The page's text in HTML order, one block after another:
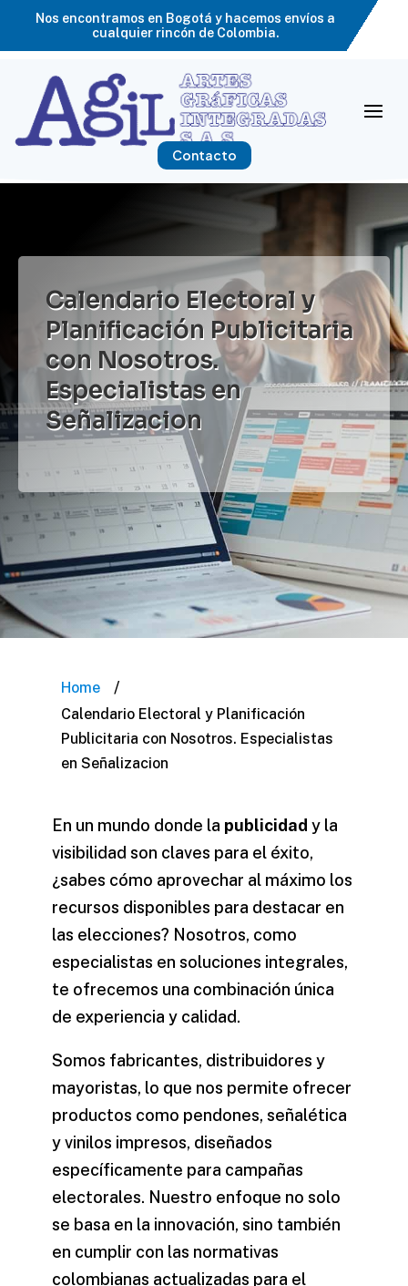
Nos encontramos en Bogotá y hacemos envíos a
cualquier rincón de Colombia.
Contacto
Calendario Electoral y
Planificación Publicitaria
con Nosotros.
Especialistas en
Señalizacion
Home /
Calendario Electoral y Planificación
Publicitaria con Nosotros. Especialistas
en Señalizacion
En un mundo donde la publicidad y la
visibilidad son claves para el éxito,
¿sabes cómo aprovechar al máximo los
recursos disponibles para destacar en
las elecciones? Nosotros, como
especialistas en soluciones integrales,
te ofrecemos una combinación única
de experiencia y calidad.
Somos fabricantes, distribuidores y
mayoristas, lo que nos permite ofrecer
productos como pendones, señalética
y vinilos impresos, diseñados
específicamente para campañas
electorales. Nuestro enfoque no solo
se basa en la innovación, sino también
en cumplir con las normativas
colombianas actualizadas para el